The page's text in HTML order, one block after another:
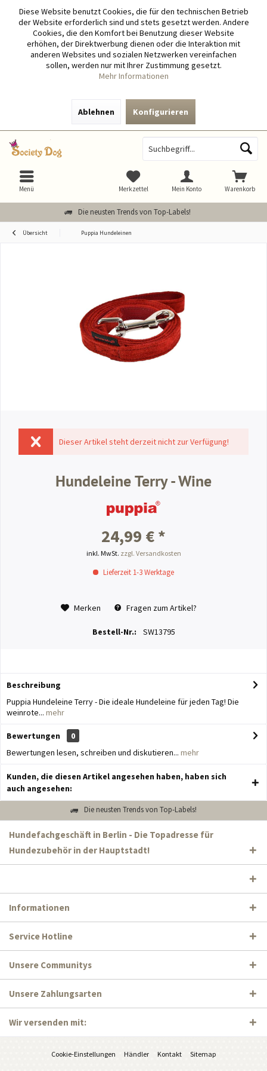
Diese Website benutzt Cookies, die für den technischen Betrieb
der Website erforderlich sind und stets gesetzt werden. Andere
Cookies, die den Komfort bei Benutzung dieser Website
erhöhen, der Direktwerbung dienen oder die Interaktion mit
anderen Websites und sozialen Netzwerken vereinfachen
sollen, werden nur mit Ihrer Zustimmung gesetzt.
Mehr Informationen
Ablehnen Konfigurieren
Die neusten Trends von Top-Labels!
Warenkorb
Merkzettel Mein Konto
Menü
Übersicht Puppia Hundeleinen
Dieser Artikel steht derzeit nicht zur Verfügung!
Hundeleine Terry - Wine
24,99 € *
inkl. MwSt. zzgl. Versandkosten
Lieferzeit 1-3 Werktage
Merken Fragen zum Artikel?
Bestell-Nr.: SW13795
Beschreibung
Puppia Hundeleine Terry - Die ideale Hundeleine für jeden Tag! Die
weinrote... mehr
Bewertungen
0
Bewertungen lesen, schreiben und diskutieren... mehr
Kunden, die diesen Artikel angesehen haben, haben sich
auch angesehen:
Die neusten Trends von Top-Labels!
Hundefachgeschäft in Berlin - Die Topadresse für
Hundezubehör in der Hauptstadt!
Informationen
Service Hotline
Unsere Communitys
Unsere Zahlungsarten
Wir versenden mit:
Cookie-Einstellungen Händler Kontakt Sitemap